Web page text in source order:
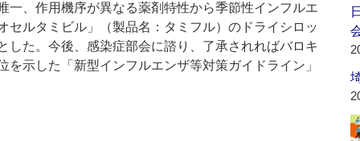
、作用機序が異なる薬剤特性から季節性インフルエ
セルタミビル」（製品名：タミフル）のドライシロッ
した。今後、感染症部会に諮り、了承されればバロキ
示した「新型インフルエンザ等対策ガイドライン」